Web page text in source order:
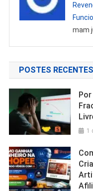
mam
POSTES RECENTES
1